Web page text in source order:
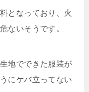
となっており、火
ないそうです。
地でできた服装が
にケバ立ってない